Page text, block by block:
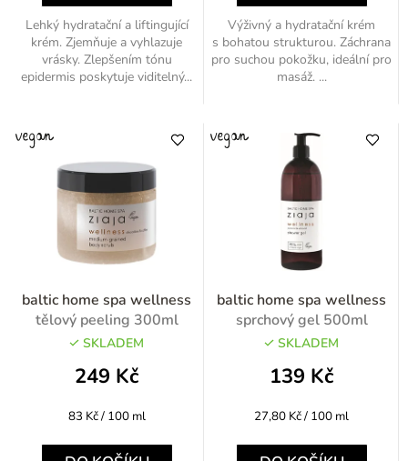
Lehký hydratační a liftingující
krém. Zjemňuje a vyhlazuje
vrásky. Zlepšením tónu
epidermis poskytuje viditelný...
Výživný a hydratační krém
s bohatou strukturou. Záchrana
pro suchou pokožku, ideální pro
masáž. ...
baltic home spa wellness
tělový peeling 300ml
SKLADEM
249 Kč
Měrná
83 Kč / 100 ml
baltic home spa wellness
sprchový gel 500ml
SKLADEM
139 Kč
Měrná
27,80 Kč / 100 ml